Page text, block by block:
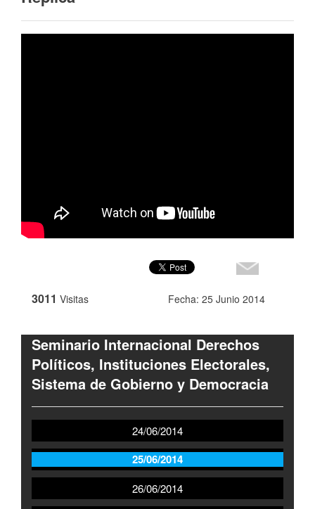
3011 Visitas Fecha: 25 Junio 2014
Seminario Internacional Derechos
Políticos, Instituciones Electorales,
Sistema de Gobierno y Democracia
24/06/2014
25/06/2014
26/06/2014